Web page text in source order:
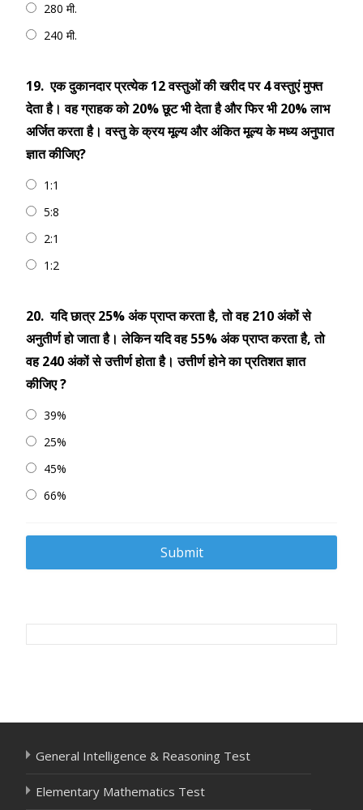
280 मी.
240 मी.
19. एक दुकानदार प्रत्येक 12 वस्तुओं की खरीद पर 4 वस्तुएं मुफ्त
देता है। वह ग्राहक को 20% छूट भी देता है और फिर भी 20% लाभ
अर्जित करता है। वस्तु के क्रय मूल्य और अंकित मूल्य के मध्य अनुपात
ज्ञात कीजिए?
1:1
5:8
2:1
1:2
20. यदि छात्र 25% अंक प्राप्त करता है, तो वह 210 अंकों से
अनुतीर्ण हो जाता है। लेकिन यदि वह 55% अंक प्राप्त करता है, तो
वह 240 अंकों से उत्तीर्ण होता है। उत्तीर्ण होने का प्रतिशत ज्ञात
कीजिए ?
39%
25%
45%
66%
Post
General Intelligence & Reasoning Test
Elementary Mathematics Test